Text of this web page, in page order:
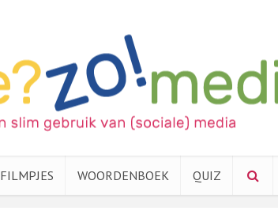
FILMPJES WOORDENBOEK QUIZ